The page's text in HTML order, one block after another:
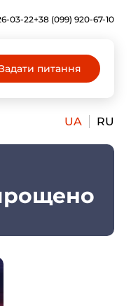
03-22+38 (099) 920-67-10
питання
UA RU